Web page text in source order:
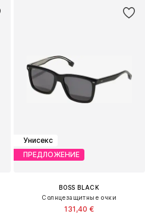
Унисекс
ПРЕДЛОЖЕНИЕ
BOSS BLACK
Солнцезащитные очки
131,40 €